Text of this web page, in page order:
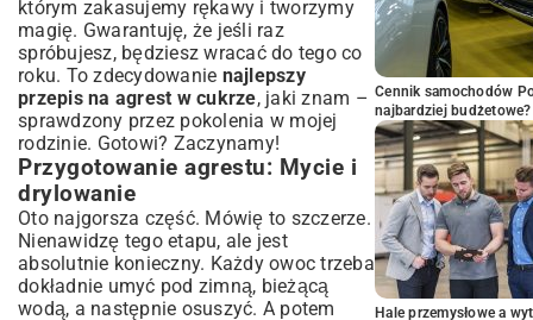
którym zakasujemy rękawy i tworzymy
magię. Gwarantuję, że jeśli raz
spróbujesz, będziesz wracać do tego co
roku. To zdecydowanie najlepszy
przepis na agrest w cukrze, jaki znam –
sprawdzony przez pokolenia w mojej
rodzinie. Gotowi? Zaczynamy!
Przygotowanie agrestu: Mycie i
drylowanie
Oto najgorsza część. Mówię to szczerze.
Nienawidzę tego etapu, ale jest
absolutnie konieczny. Każdy owoc trzeba
dokładnie umyć pod zimną, bieżącą
wodą, a następnie osuszyć. A potem
Cennik samochodów
najbardziej budżetowe?
Hale przemysłowe a